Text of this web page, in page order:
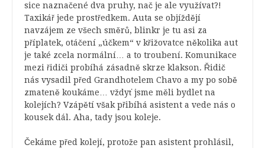
sice naznačené dva pruhy, nač je ale využívat?!
Taxikář jede prostředkem. Auta se objíždějí
navzájem ze všech směrů, blinkr je tu asi za
příplatek, otáčení „účkem“ v křižovatce několika aut
je také zcela normální… a to troubení. Komunikace
mezi řidiči probíhá zásadně skrze klakson. Řidič
nás vysadil před Grandhotelem Chavo a my po sobě
zmateně koukáme… vždyť jsme měli bydlet na
kolejích? Vzápětí však přibíhá asistent a vede nás o
kousek dál. Aha, tady jsou koleje.
Čekáme před kolejí, protože pan asistent prohlásil,